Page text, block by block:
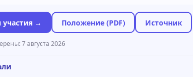
участия → Положение (PDF) Источник
7 августа 2026